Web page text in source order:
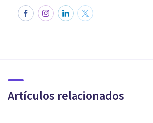
Artículos relacionados
identidad digital